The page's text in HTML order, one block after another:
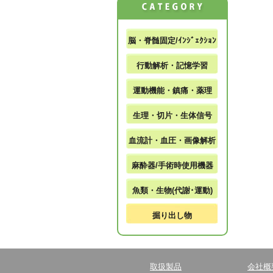
脳・脊髄固定/ｲﾝｼﾞｪｸｼｮﾝ
行動解析・記憶学習
運動機能・鎮痛・薬理
生理・切片・生体信号
血流計・血圧・画像解析
麻酔器/手術時使用機器
魚類・生物(代謝･運動)
掘り出し物
取扱製品 会社概